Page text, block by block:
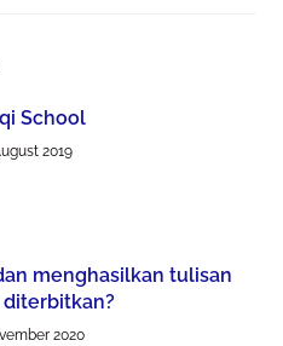
School
2019
menghasilkan tulisan
2020